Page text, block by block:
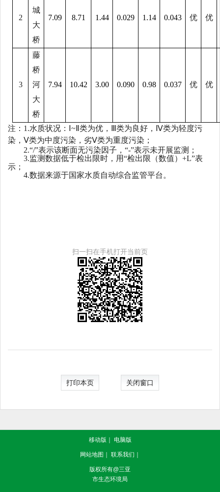
2
城
大
桥
7.09 8.71 1.44 0.029 1.14 0.043 优 优
3
藤
桥
河
大
桥
7.94 10.42 3.00 0.090 0.98 0.037 优 优
注： 1.水质状况：Ⅰ~Ⅱ类为优，Ⅲ类为良好，Ⅳ类为轻度污
染，Ⅴ类为中度污染，劣Ⅴ类为重度污染；
2.“/”表示该断面无污染因子，“-”表示未开展监测；
3.监测数据低于检出限时，用“检出限（数值）+L”表
示；
4.数据来源于国家水质自动综合监管平台。
扫一扫在手机打开当前页
打印本页 关闭窗口
移动版 ｜ 电脑版
网站地图 ｜ 联系我们 ｜
版权所有@三亚
市生态环境局